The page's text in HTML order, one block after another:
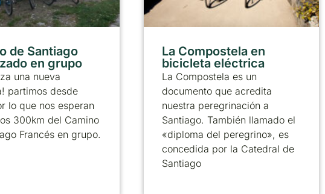
de Santiago
en grupo
una nueva
partimos desde
lo que nos esperan
300km del Camino
Francés en grupo.
La Compostela en
bicicleta eléctrica
La Compostela es un
documento que acredita
nuestra peregrinación a
Santiago. También llamado el
«diploma del peregrino», es
concedida por la Catedral de
Santiago